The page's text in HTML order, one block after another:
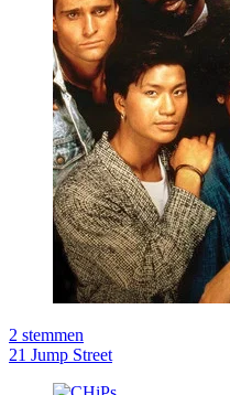
2 stemmen
21 Jump Street